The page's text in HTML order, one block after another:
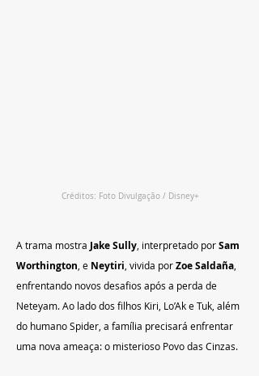
Créditos: Foto Divulgação / Disney+
A trama mostra Jake Sully, interpretado por Sam
Worthington, e Neytiri, vivida por Zoe Saldaña,
enfrentando novos desafios após a perda de
Neteyam. Ao lado dos filhos Kiri, Lo’Ak e Tuk, além
do humano Spider, a família precisará enfrentar
uma nova ameaça: o misterioso Povo das Cinzas.